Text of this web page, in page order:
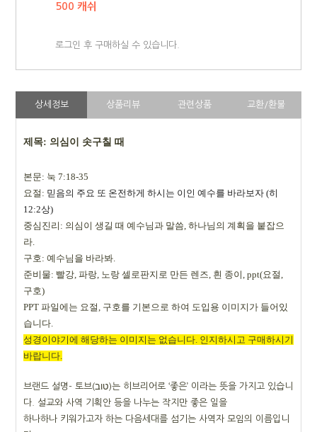
500 캐쉬
로그인 후 구매하실 수 있습니다.
상세정보 상품리뷰 관련상품 교환/환불
제목: 의심이 솟구칠 때
본문: 눅 7:18-35
요절: 믿음의 주요 또 온전하게 하시는 이인 예수를 바라보자 (히
12:2상)
중심진리: 의심이 생길 때 예수님과 말씀, 하나님의 계획을 붙잡으
라.
구호: 예수님을 바라봐.
준비물: 빨강, 파랑, 노랑 셀로판지로 만든 렌즈, 흰 종이, ppt(요절,
구호)
PPT 파일에는 요절, 구호를 기본으로 하여 도입용 이미지가 들어있
습니다.
성경이야기에 해당하는 이미지는 없습니다. 인지하시고 구매하시기
바랍니다.
브랜드 설명- 토브(טוב)는 히브리어로 ‘좋은’ 이라는 뜻을 가지고 있습니
다. 설교와 사역 기획안 등을 나누는 작지만 좋은 일을
하나하나 키워가고자 하는 다음세대를 섬기는 사역자 모임의 이름입니